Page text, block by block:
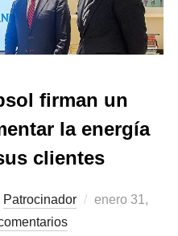
firman un
la energía
clientes
Patrocinador
Publicado
enero 31,